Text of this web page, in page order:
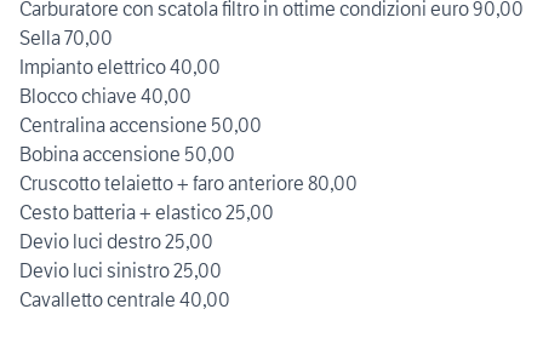
Carburatore con scatola filtro in ottime condizioni euro 90,00
Sella 70,00
Impianto elettrico 40,00
Blocco chiave 40,00
Centralina accensione 50,00
Bobina accensione 50,00
Cruscotto telaietto + faro anteriore 80,00
Cesto batteria + elastico 25,00
Devio luci destro 25,00
Devio luci sinistro 25,00
Cavalletto centrale 40,00